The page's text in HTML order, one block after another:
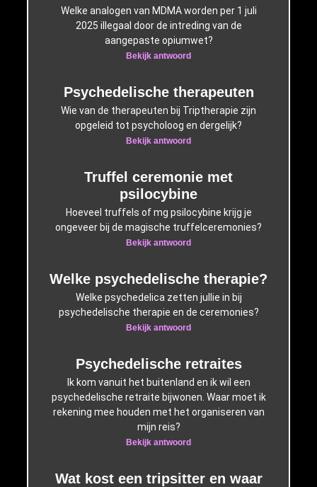
Welke analogen van MDMA worden per 1 juli
2025 illegaal door de intreding van de
aangepaste opiumwet?
Bekijk antwoord
Psychedelische therapeuten
Wie van de therapeuten bij Triptherapie zijn
opgeleid tot psycholoog en dergelijk?
Bekijk antwoord
Truffel ceremonie met
psilocybine
Hoeveel truffels of mg psilocybine krijg je
ongeveer bij de magische truffelceremonies?
Bekijk antwoord
Welke psychedelische therapie?
Welke psychedelica zetten jullie in bij
psychedelische therapie en de ceremonies?
Bekijk antwoord
Psychedelische retraites
Ik kom vanuit het buitenland en ik wil een
psychedelische retraite bijwonen. Waar moet ik
rekening mee houden met het organiseren van
mijn reis?
Bekijk antwoord
Wat kost een tripsitter en waar